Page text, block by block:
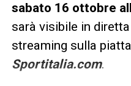
sabato 16 ottobre
sarà visibile in
streaming sulla
Sportitalia.com.